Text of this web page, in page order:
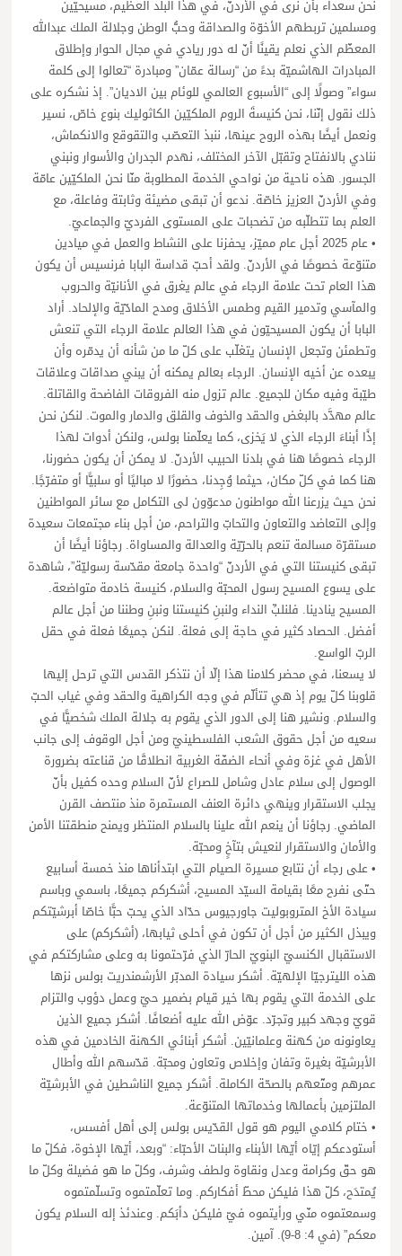
نحن سعداء بأن نرى في الأردنّ، في هذا البلد العظيم، مسيحيّين
ومسلمين تربطهم الأخوّة والصداقة وحبُّ الوطن وجلالة الملك عبدالله
المعظّم الذي نعلم يقينًا أنّ له دور ريادي في مجال الحوار وإطلاق
المبادرات الهاشميّة بدءً من “رسالة عمّان” ومبادرة “تعالوا إلى كلمة
سواء” وصولًا إلى “الأسبوع العالمي للوئام بين الاديان”. إذ نشكره على
ذلك نقول إنّنا، نحن كنيسةَ الروم الملكيّين الكاثوليك بنوع خاصّ، نسير
ونعمل أيضًا بهذه الروح عينها، ننبذ التعصّب والتقوقع والانكماش،
ننادي بالانفتاح وتقبّل الآخر المختلف، نهدم الجدران والأسوار ونبني
الجسور. هذه ناحية من نواحي الخدمة المطلوبة منّا نحن الملكيّين عامّة
وفي الأردنّ العزيز خاصّة. ندعو أن تبقى مضيئة وثابتة وفاعلة، مع
العلم بما تتطلّبه من تضحبات على المستوى الفرديّ والجماعيّ.
• عام 2025 أجل عام مميّز، يحفزنا على النشاط والعمل في ميادين
متنوّعة خصوصًا في الأردنّ. ولقد أحبّ قداسة البابا فرنسيس أن يكون
هذا العام تحت علامة الرجاء في عالم يغرق في الأنانيّة والحروب
والمآسي وتدمير القيم وطمس الأخلاق ومدح المادّيّة والإلحاد. أراد
البابا أن يكون المسيحيّون في هذا العالم علامة الرجاء التي تنعش
وتطمئن وتجعل الإنسان يتغلّب على كلّ ما من شأنه أن يدمّره وأن
يبعده عن أخيه الإنسان. الرجاء بعالم يمكنه أن يبني صداقات وعلاقات
طيّبة وفيه مكان للجميع. عالم تزول منه الفروقات الفاضحة والقاتلة.
عالم مهدَّد بالبغض والحقد والخوف والقلق والدمار والموت. لنكن نحن
إذًا أبناءَ الرجاء الذي لا يَخزى، كما يعلّمنا بولس، ولنكن أدوات لهذا
الرجاء خصوصًا هنا في بلدنا الحبيب الأردنّ. لا يمكن أن يكون حضورنا،
هنا كما في كلّ مكان، حيثما وُجِدنا، حضورًا لا مباليًا أو سلبيًّا أو متفرّجًا.
نحن حيث يزرعنا الله مواطنون مدعوّون لى التكامل مع سائر المواطنين
وإلى التعاضد والتعاون والتحابّ والتراحم، من أجل بناء مجتمعات سعيدة
مستقرّة مسالمة تنعم بالحرّيّة والعدالة والمساواة. رجاؤنا أيضًا أن
تبقى كنيستنا التي في الأردنّ “واحدة جامعة مقدّسة رسوليّة”، شاهدة
على يسوع المسيح رسول المحبّة والسلام، كنيسة خادمة متواضعة.
المسيح ينادينا. فلنلبِّ النداء ولنبنِ كنيستنا ونبنِ وطننا من أجل عالم
أفضل. الحصاد كثير في حاجة إلى فعلة. لنكن جميعًا فعلة في حقل
الربّ الواسع.
لا يسعنا، في محضر كلامنا هذا إلّا أن نتذكر القدس التي ترحل إليها
قلوبنا كلّ يوم إذ هي تتألّم في وجه الكراهية والحقد وفي غياب الحبّ
والسلام. ونشير هنا إلى الدور الذي يقوم به جلالة الملك شخصيًّا في
سعيه من أجل حقوق الشعب الفلسطينيّ ومن أجل الوقوف إلى جانب
الأهل في غزة وفي أنحاء الضفّة الغربية انطلاقًا من قناعته بضرورة
الوصول إلى سلام عادل وشامل للصراع لأنّ السلام وحده كفيل بأنّ
يجلب الاستقرار وينهي دائرة العنف المستمرة منذ منتصف القرن
الماضي. رجاؤنا أن ينعم الله علينا بالسلام المنتظر ويمنح منطقتنا الأمن
والأمان والاستقرار لنعيش بتآخٍ ومحبّة.
• على رجاء أن نتابع مسيرة الصيام التي ابتدأناها منذ خمسة أسابيع
حتّى نفرح معًا بقيامة السيّد المسيح، أشكركم جميعًا، باسمي وباسم
سيادة الأخ المتروبوليت جاورجيوس حدّاد الذي يحبّ حبًّا خاصّا أبرشيّتكم
ويبذل الكثير من أجل أن تكون في أحلى ثيابها، (أشكركم) على
الاستقبال الكنسيّ البنويّ الحارّ الذي فرّحتمونا به وعلى مشاركتكم في
هذه الليترجيّا الإلهيّة. أشكر سيادة المدبّر الأرشمندريت بولس نزها
على الخدمة التي يقوم بها خير قيام بضمير حيّ وعمل دؤوب والتزام
قويّ وجهد كبير وتجرّد. عوّض الله عليه أضعافًا. أشكر جميع الذين
يعاونونه من كهنة وعلمانيّين. أشكر أبنائي الكهنة الخادمين في هذه
الأبرشيّة بغيرة وتفان وإخلاص وتعاون ومحبّة. قدّسهم الله وأطال
عمرهم ومتّعهم بالصحّة الكاملة. أشكر جميع الناشطين في الأبرشيّة
الملتزمين بأعمالها وخدماتها المتنوّعة.
• ختام كلامي اليوم هو قول القدّيس بولس إلى أهل أفسس،
أستودعكم إيّاه أيّها الأبناء والبنات الأحبّاء: “وبعد، أيّها الإخوة، فكلّ ما
هو حقّ وكرامة وعدل ونقاوة ولطف وشرف، وكلّ ما هو فضيلة وكلّ ما
يُمتدَح، كلّ هذا فليكن محطّ أفكاركم. وما تعلّمتموه وتسلّمتموه
وسمعتموه منّي ورأيتموه فيّ فليكن دأبَكم. وعندئذ إله السلام يكون
معكم” (في 4: 8-9). آمين.